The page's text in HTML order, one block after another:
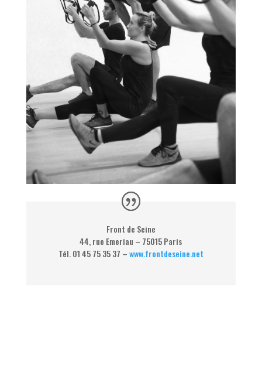
Front de Seine
44, rue Emeriau – 75015 Paris
Tél. 01 45 75 35 37 –www.frontdeseine.net